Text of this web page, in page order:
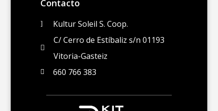
Contacto
] Kultur Soleil S. Coop.

C/ Cerro de Estíbaliz s/n 01193
Vitoria-Gasteiz
 660 766 383